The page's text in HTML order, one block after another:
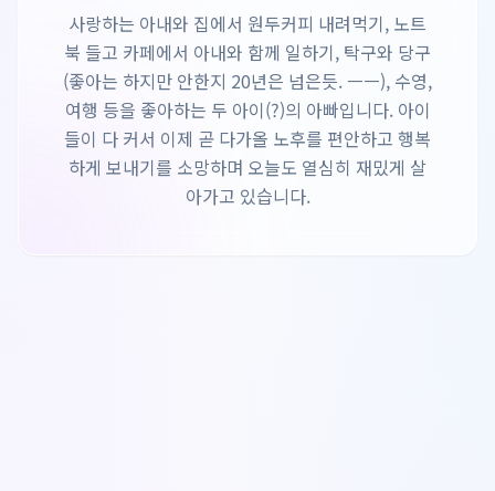
사랑하는 아내와 집에서 원두커피 내려먹기, 노트
북 들고 카페에서 아내와 함께 일하기, 탁구와 당구
(좋아는 하지만 안한지 20년은 넘은듯. ㅡㅡ), 수영,
여행 등을 좋아하는 두 아이(?)의 아빠입니다. 아이
들이 다 커서 이제 곧 다가올 노후를 편안하고 행복
하게 보내기를 소망하며 오늘도 열심히 재밌게 살
아가고 있습니다.